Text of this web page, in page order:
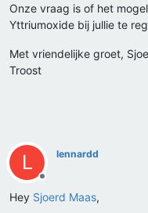
Onze vraag is of het
Yttriumoxide bij jullie te
Met vriendelijke groet,
Troost
L
Offline
lennardd
Hey Sjoerd Maas,